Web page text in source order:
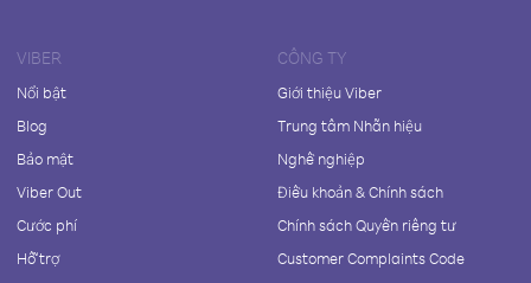
VIBER
Nổi bật
Blog
Bảo mật
Viber Out
Cước phí
Hỗ trợ
CÔNG TY
Giới thiệu Viber
Trung tâm Nhãn hiệu
Nghề nghiệp
Điều khoản & Chính sách
Chính sách Quyền riêng tư
Customer Complaints Code